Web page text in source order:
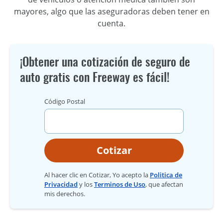
mayores, algo que las aseguradoras deben tener en
cuenta.
¡Obtener una cotización de seguro de
auto gratis con Freeway es fácil!
Código Postal
Cotizar
Al hacer clic en Cotizar, Yo acepto la Politica de
Privacidad y losTerminos de Uso, que afectan
mis derechos.